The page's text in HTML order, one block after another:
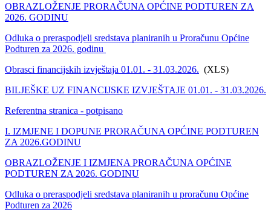
OBRAZLOŽENJE PRORAČUNA OPĆINE PODTUREN ZA
2026. GODINU
Odluka o preraspodjeli sredstava planiranih u Proračunu Općine
Podturen za 2026. godinu
Obrasci financijskih izvještaja 01.01. - 31.03.2026. (XLS)
BILJEŠKE UZ FINANCIJSKE IZVJEŠTAJE 01.01. - 31.03.2026.
Referentna stranica - potpisano
I. IZMJENE I DOPUNE PRORAČUNA OPĆINE PODTUREN
ZA 2026.GODINU
OBRAZLOŽENJE I IZMJENA PRORAČUNA OPĆINE
PODTUREN ZA 2026. GODINU
Odluka o preraspodjeli sredstava planiranih u proračunu Općine
Podturen za 2026